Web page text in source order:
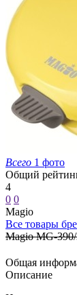
Всего 1 фото
Общий
4
0 0
Magio
Все товары
Magio MG-
Общая
Описание